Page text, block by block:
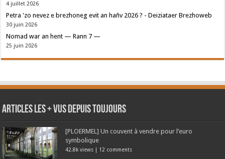
4 juillet 2026
Petra 'zo nevez e brezhoneg evit an hañv 2026 ? - Deiziataer Brezhoweb
30 juin 2026
Nomad war an hent — Rann 7 —
25 juin 2026
Articles les + vus depuis toujours
[PLOERMEL] Un couvent à vendre pour l’euro
symbolique
42.8k views 12 comments